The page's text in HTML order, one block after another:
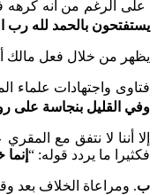
على الرغم من أنه كرهه
يستفتحون بالحمد لله رب
يظهر من خلال فعل مالك
فتاوى واجتهادات علماء
وفي القليل بنجاسة على
إلا أننا لا نتفق مع
فكثيرا ما يردد قوله: “
ب. ومراعاة الخلاف بعد